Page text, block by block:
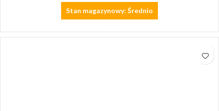
Stan magazynowy: Średnio